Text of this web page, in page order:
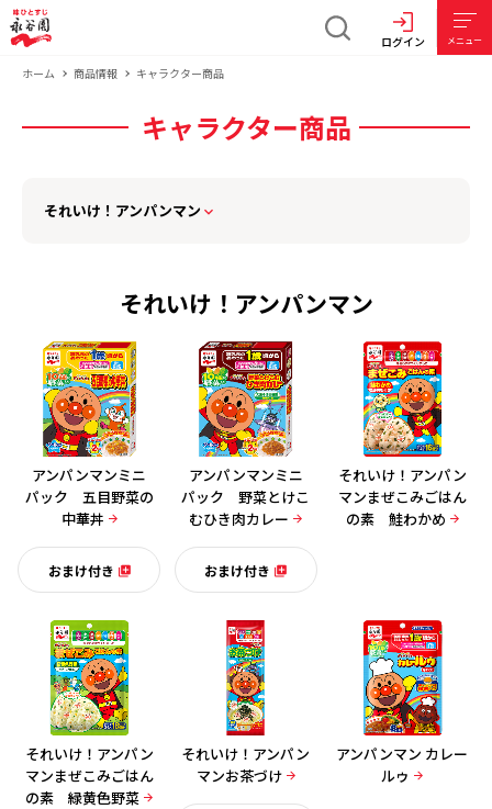
ログイン メニュー
ホーム 商品情報 キャラクター商品
キャラクター商品
それいけ！アンパンマン
それいけ！アンパンマン
アンパンマンミニ
パック 五目野菜の
中華丼
おまけ付き
アンパンマンミニ
パック 野菜とけこ
むひき肉カレー
おまけ付き
それいけ！アンパン
マンまぜこみごはん
の素 鮭わかめ
それいけ！アンパン
マンまぜこみごはん
の素 緑黄色野菜
それいけ！アンパン
マンお茶づけ
アンパンマン カレー
ルゥ